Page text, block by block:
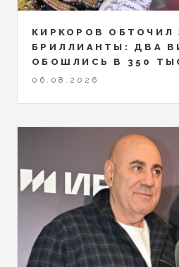
КИРКОРОВ ОБТОЧИЛ
БРИЛЛИАНТЫ: ДВА
ОБОШЛИСЬ В 350
06.08.2026